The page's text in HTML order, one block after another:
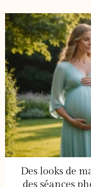
Des looks de